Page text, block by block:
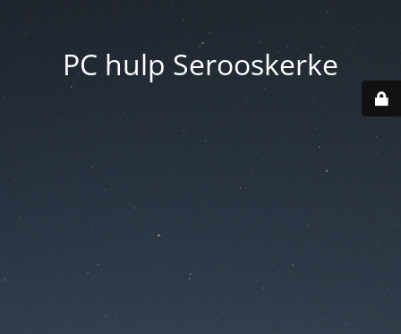
PC hulp Serooskerke